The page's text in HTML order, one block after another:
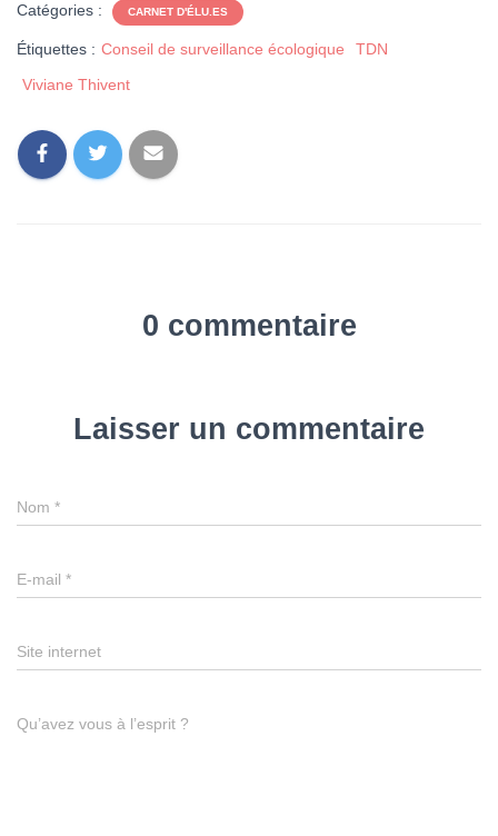
Catégories : CARNET D'ÉLU.ES
Étiquettes : Conseil de surveillance écologique
TDN
Viviane Thivent
0 commentaire
Laisser un commentaire
Nom *
E-mail *
Site internet
Qu’avez vous à l’esprit ?